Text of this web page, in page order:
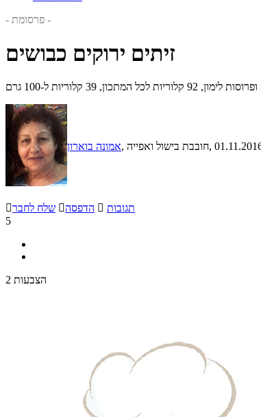
- פרסומת -
זיתים ירוקים כבושים
ל-100 גרם
אמונה בוארון , חובבת בישול ואפייה,
שלח לחבר הדפסה  תגובות
5
2 הצבעות